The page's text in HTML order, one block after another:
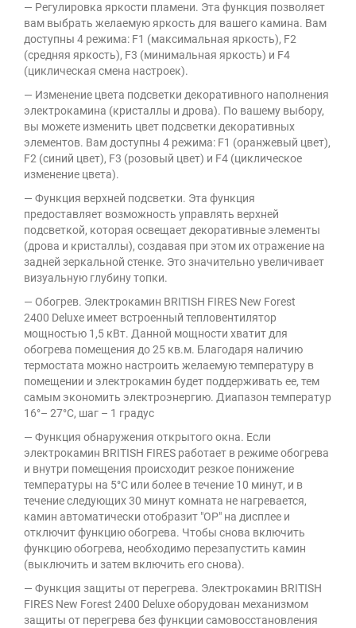
— Регулировка яркости пламени. Эта функция позволяет
вам выбрать желаемую яркость для вашего камина. Вам
доступны 4 режима: F1 (максимальная яркость), F2
(средняя яркость), F3 (минимальная яркость) и F4
(циклическая смена настроек).
— Изменение цвета подсветки декоративного наполнения
электрокамина (кристаллы и дрова). По вашему выбору,
вы можете изменить цвет подсветки декоративных
элементов. Вам доступны 4 режима: F1 (оранжевый цвет),
F2 (синий цвет), F3 (розовый цвет) и F4 (циклическое
изменение цвета).
— Функция верхней подсветки. Эта функция
предоставляет возможность управлять верхней
подсветкой, которая освещает декоративные элементы
(дрова и кристаллы), создавая при этом их отражение на
задней зеркальной стенке. Это значительно увеличивает
визуальную глубину топки.
— Обогрев. Электрокамин BRITISH FIRES New Forest
2400 Deluxe имеет встроенный тепловентилятор
мощностью 1,5 кВт. Данной мощности хватит для
обогрева помещения до 25 кв.м. Благодаря наличию
термостата можно настроить желаемую температуру в
помещении и электрокамин будет поддерживать ее, тем
самым экономить электроэнергию. Диапазон температур
16°– 27°C, шаг – 1 градус
— Функция обнаружения открытого окна. Если
электрокамин BRITISH FIRES работает в режиме обогрева
и внутри помещения происходит резкое понижение
температуры на 5°C или более в течение 10 минут, и в
течение следующих 30 минут комната не нагревается,
камин автоматически отобразит "OP" на дисплее и
отключит функцию обогрева. Чтобы снова включить
функцию обогрева, необходимо перезапустить камин
(выключить и затем включить его снова).
— Функция защиты от перегрева. Электрокамин BRITISH
FIRES New Forest 2400 Deluxe оборудован механизмом
защиты от перегрева без функции самовосстановления